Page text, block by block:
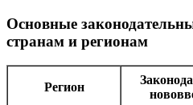
Основные
странам и регионам
Регион